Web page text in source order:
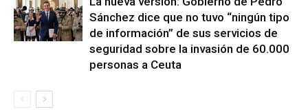
Sánchez dice que no tuvo “ningún tipo
de información” de sus servicios de
seguridad sobre la invasión de 60.000
personas a Ceuta